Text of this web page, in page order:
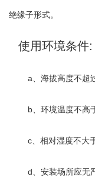
用线接触；该开关可采
绝缘子形式。
使用环境条件:
a、海拔高度不超
b、环境温度不高
c、相对湿度不大
d、安装场所应无